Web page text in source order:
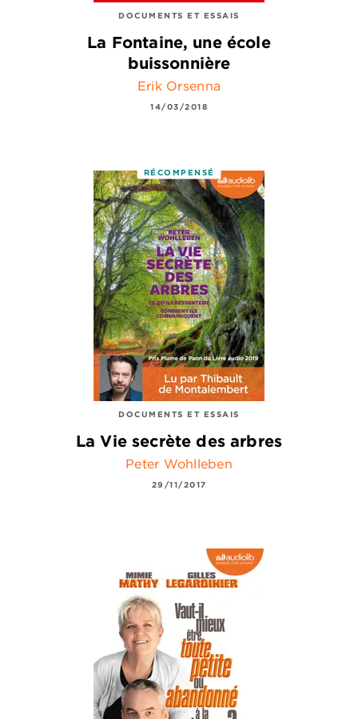
DOCUMENTS ET ESSAIS
La Fontaine, une école
buissonnière
Erik Orsenna
14/03/2018
RÉCOMPENSÉ
DOCUMENTS ET ESSAIS
La Vie secrète des arbres
Peter Wohlleben
29/11/2017